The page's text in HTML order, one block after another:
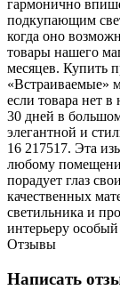
гармонично
подкупающим
когда оно
товары нашего
месяцев. Купить
«Встраиваемые»
если товара нет
30 дней в
элегантной и
16 217517. Эта
любому
порадует глаз
качественных
светильника и
интерьеру
Отзывы
Написать